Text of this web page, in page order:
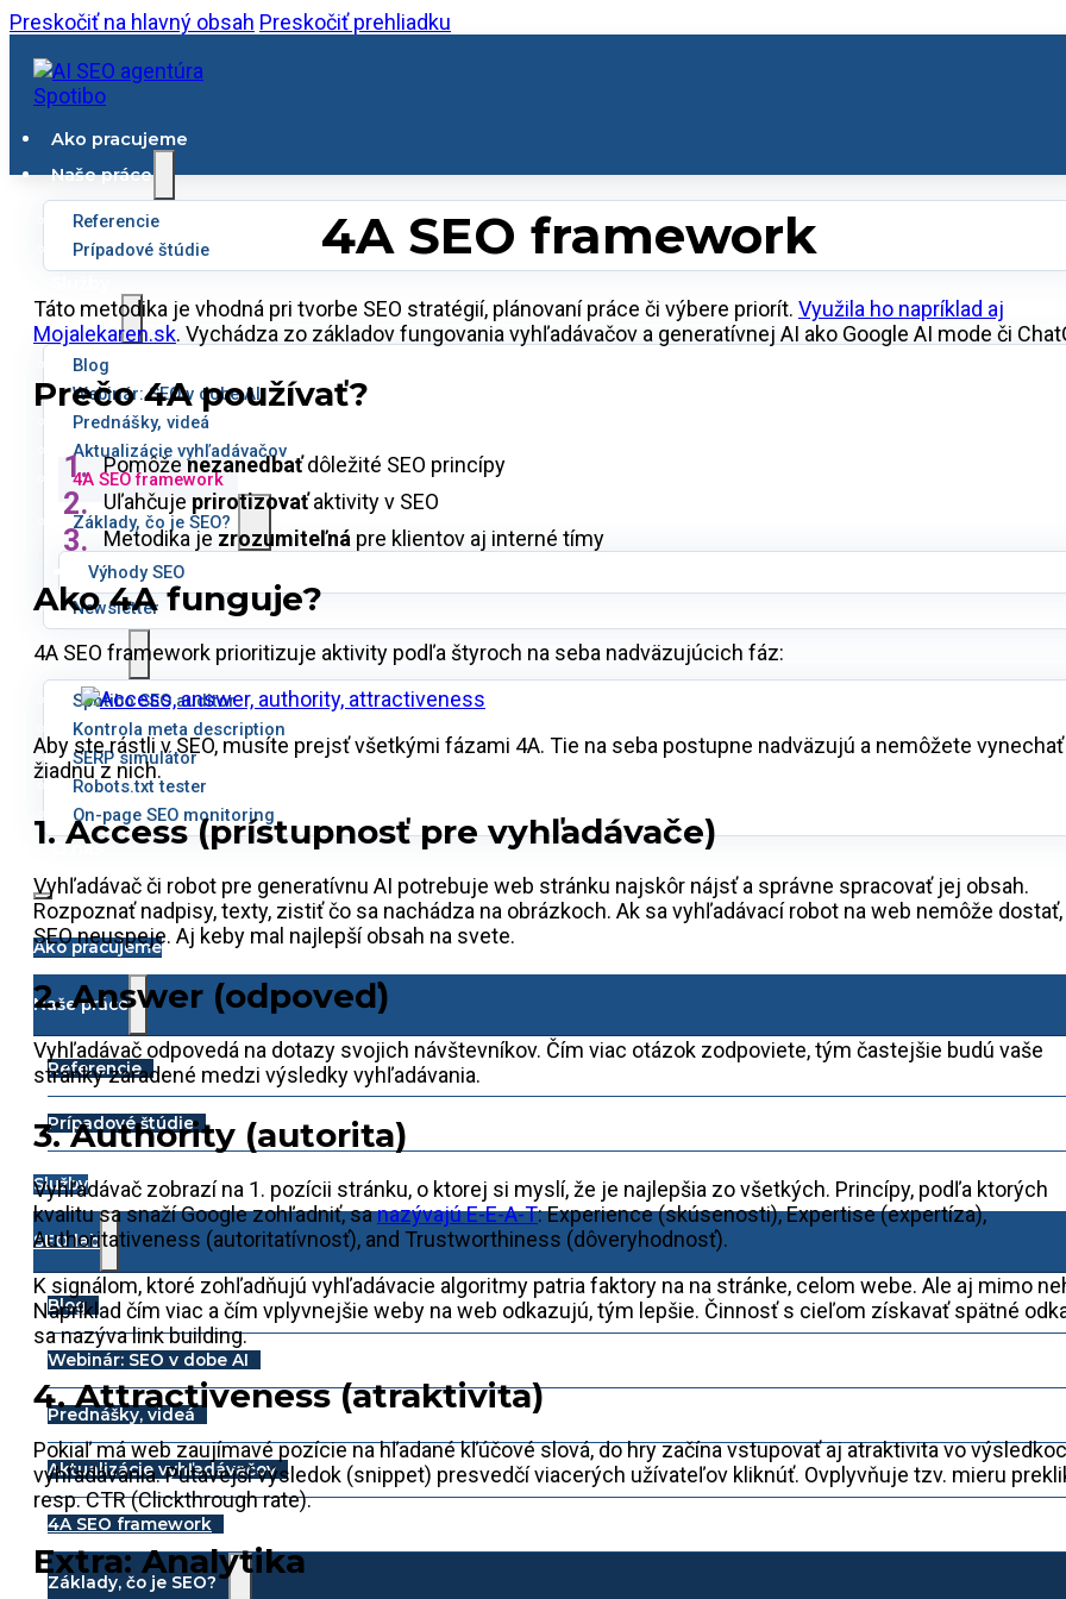
Preskočiť na hlavný obsah Preskočiť prehliadku
Ako pracujeme
Naše práce
Referencie
Prípadové štúdie
SEO lab
Blog
Webinár: SEO v dobe AI
Prednášky, videá
Aktualizácie vyhľadávačov
4A SEO framework
Základy, čo je SEO?
Výhody SEO
Newsletter
Nástroje
Spotibo SEO auditor
Kontrola meta description
SERP simulátor
Robots.txt tester
On-page SEO monitoring
O nás
Ako pracujeme
Naše práce
Referencie
Prípadové štúdie
Služby
SEO lab
Blog
Webinár: SEO v dobe AI
Prednášky, videá
Aktualizácie vyhľadávačov
4A SEO framework
Základy, čo je SEO?
4A SEO framework
Táto metodika je vhodná pri tvorbe SEO stratégií, plánovaní práce či výbere priorít. Využila ho napríklad aj
Mojalekaren.sk. Vychádza zo základov fungovania vyhľadávačov a generatívnej AI ako Google AI mode či
Prečo 4A používať?
Pomôženezanedbaťdôležité SEO princípy
Uľahčuje prirotizovaťaktivity v SEO
Metodika je zrozumiteľná pre klientov aj interné tímy
Ako 4A funguje?
4A SEO framework prioritizuje aktivity podľa štyroch na seba nadväzujúcich fáz:
Aby ste rástli v SEO, musíte prejsť všetkými fázami 4A. Tie na seba postupne nadväzujú a nemôžete vynechať
žiadnu z nich.
1. Access (prístupnosť pre vyhľadávače)
Vyhľadávač či robot pre generatívnu AI potrebuje web stránku najskôr nájsť a správne spracovať jej obsah.
Rozpoznať nadpisy, texty, zistiť čo sa nachádza na obrázkoch. Ak sa vyhľadávací robot na web nemôže dostať,
SEO neuspeje. Aj keby mal najlepší obsah na svete.
2. Answer (odpoveď)
Vyhľadávač odpovedá na dotazy svojich návštevníkov. Čím viac otázok zodpoviete, tým častejšie budú vaše
stránky zaradené medzi výsledky vyhľadávania.
3. Authority (autorita)
Vyhľadávač zobrazí na 1. pozícii stránku, o ktorej si myslí, že je najlepšia zo všetkých. Princípy, podľa ktorých
kvalitu sa snaží Google zohľadniť, sanazývajú E-E-A-T: Experience (skúsenosti), Expertise (expertíza),
Authoritativeness (autoritatívnosť), and Trustworthiness (dôveryhodnosť).
K signálom, ktoré zohľadňujú vyhľadávacie algoritmy patria faktory na na stránke, celom webe. Ale aj mimo
Napríklad čím viac a čím vplyvnejšie weby na web odkazujú, tým lepšie. Činnosť s cieľom získavať spätné
sa nazýva link building.
4. Attractiveness (atraktivita)
Pokiaľ má web zaujímavé pozície na hľadané kľúčové slová, do hry začína vstupovať aj atraktivita vo
vyhľadávania. Pútavejší výsledok (snippet) presvedčí viacerých užívateľov kliknúť. Ovplyvňuje tzv. mieru
resp. CTR (Clickthrough rate).
Extra: Analytika